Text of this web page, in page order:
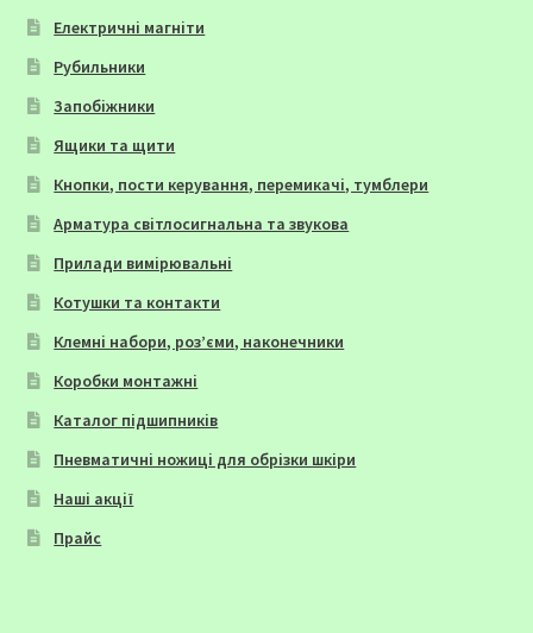
Електричні магніти
Рубильники
Запобіжники
Ящики та щити
Кнопки, пости керування, перемикачі, тумблери
Арматура світлосигнальна та звукова
Прилади вимірювальні
Котушки та контакти
Клемні набори, роз’єми, наконечники
Коробки монтажні
Каталог підшипників
Пневматичні ножиці для обрізки шкіри
Наші акції
Прайс